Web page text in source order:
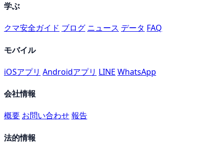
学ぶ
クマ安全ガイド ブログ ニュース データ FAQ
モバイル
iOSアプリ Androidアプリ LINE WhatsApp
会社情報
概要 お問い合わせ報告
法的情報